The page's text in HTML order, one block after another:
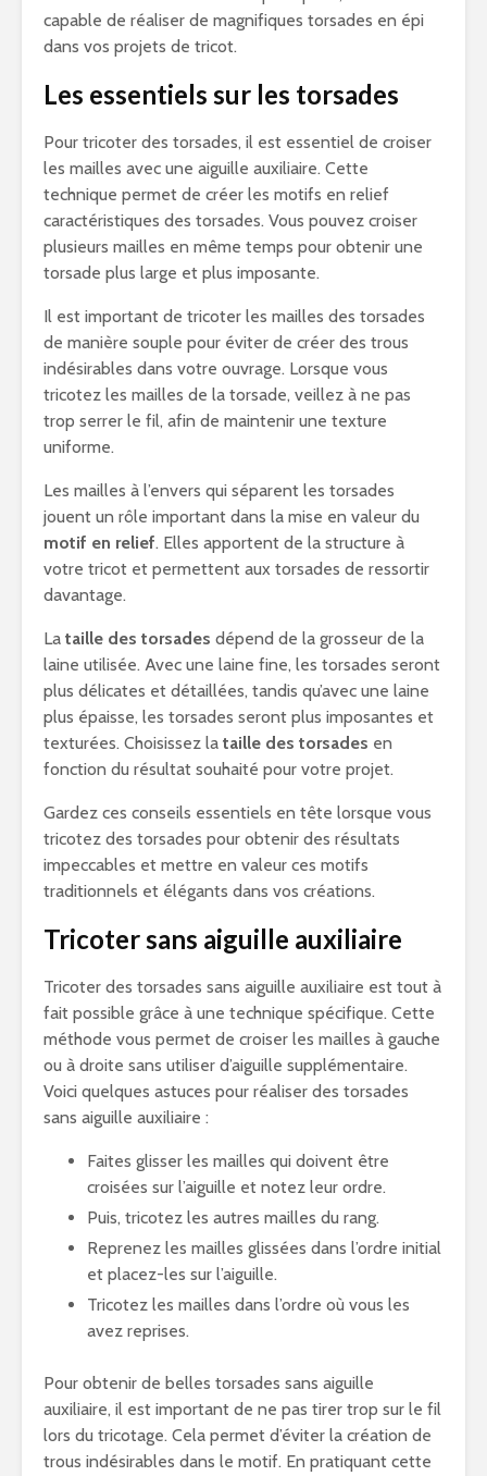
capable de réaliser de magnifiques torsades en épi
dans vos projets de tricot.
Les essentiels sur les torsades
Pour tricoter des torsades, il est essentiel de croiser
les mailles avec une aiguille auxiliaire. Cette
technique permet de créer les motifs en relief
caractéristiques des torsades. Vous pouvez croiser
plusieurs mailles en même temps pour obtenir une
torsade plus large et plus imposante.
Il est important de tricoter les mailles des torsades
de manière souple pour éviter de créer des trous
indésirables dans votre ouvrage. Lorsque vous
tricotez les mailles de la torsade, veillez à ne pas
trop serrer le fil, afin de maintenir une texture
uniforme.
Les mailles à l’envers qui séparent les torsades
jouent un rôle important dans la mise en valeur du
motif en relief. Elles apportent de la structure à
votre tricot et permettent aux torsades de ressortir
davantage.
La taille des torsades dépend de la grosseur de la
laine utilisée. Avec une laine fine, les torsades seront
plus délicates et détaillées, tandis qu’avec une laine
plus épaisse, les torsades seront plus imposantes et
texturées. Choisissez la taille des torsades en
fonction du résultat souhaité pour votre projet.
Gardez ces conseils essentiels en tête lorsque vous
tricotez des torsades pour obtenir des résultats
impeccables et mettre en valeur ces motifs
traditionnels et élégants dans vos créations.
Tricoter sans aiguille auxiliaire
Tricoter des torsades sans aiguille auxiliaire est tout à
fait possible grâce à une technique spécifique. Cette
méthode vous permet de croiser les mailles à gauche
ou à droite sans utiliser d’aiguille supplémentaire.
Voici quelques astuces pour réaliser des torsades
sans aiguille auxiliaire :
Faites glisser les mailles qui doivent être
croisées sur l’aiguille et notez leur ordre.
Puis, tricotez les autres mailles du rang.
Reprenez les mailles glissées dans l’ordre initial
et placez-les sur l’aiguille.
Tricotez les mailles dans l’ordre où vous les
avez reprises.
Pour obtenir de belles torsades sans aiguille
auxiliaire, il est important de ne pas tirer trop sur le fil
lors du tricotage. Cela permet d’éviter la création de
trous indésirables dans le motif. En pratiquant cette